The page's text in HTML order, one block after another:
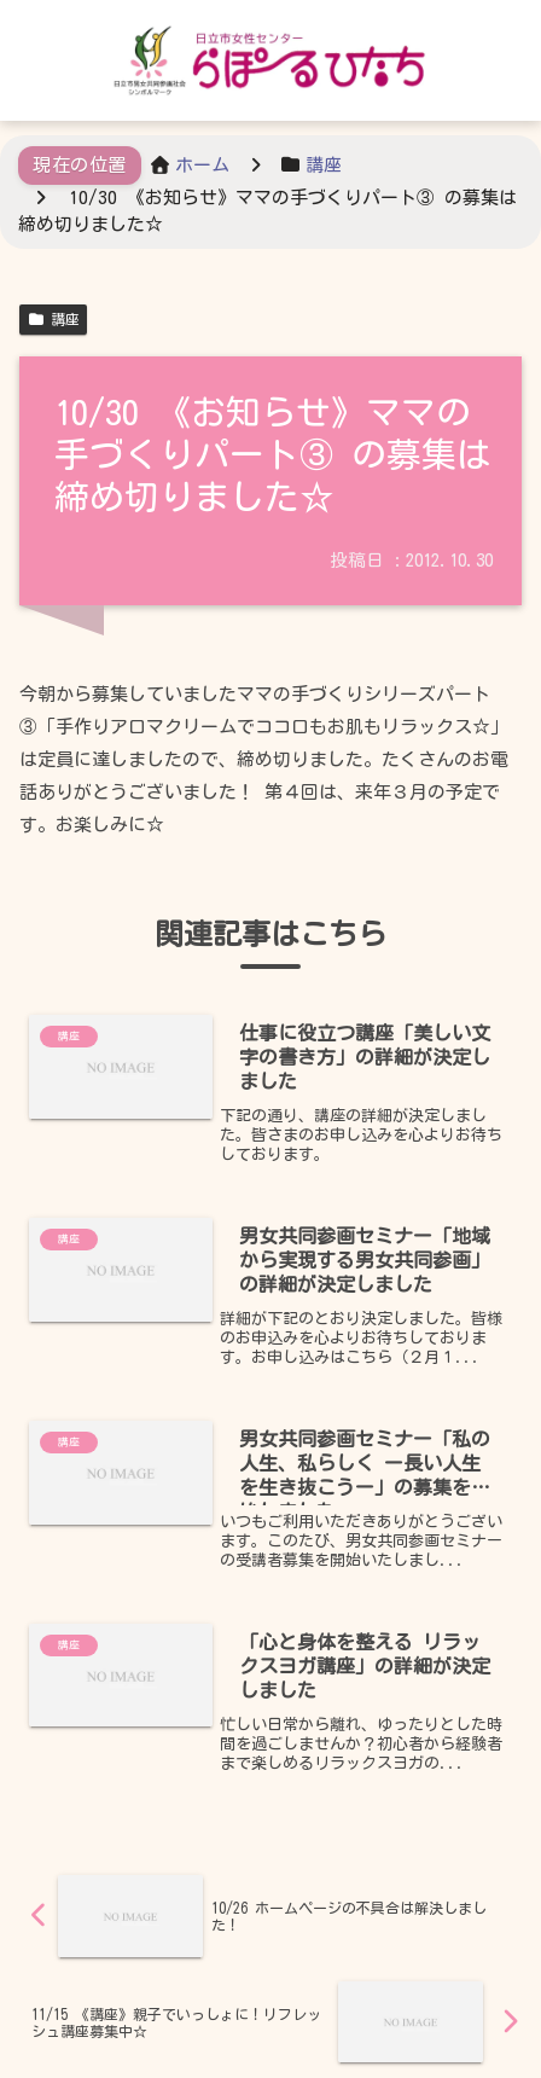
ホーム
講座
10/30 《お知らせ》ママの手づくりパート③ の募集は
締め切りました☆
講座
10/30 《お知らせ》ママの
手づくりパート③ の募集は
締め切りました☆
2012.10.30
今朝から募集していましたママの手づくりシリーズパート
③「手作りアロマクリームでココロもお肌もリラックス☆」
は定員に達しましたので、締め切りました。たくさんのお電
話ありがとうございました！ 第４回は、来年３月の予定で
す。お楽しみに☆
関連記事はこちら
講座
仕事に役立つ講座「美しい文
字の書き方」の詳細が決定し
ました
下記の通り、講座の詳細が決定しまし
た。皆さまのお申し込みを心よりお待ち
しております。
講座
男女共同参画セミナー「地域
から実現する男女共同参画」
の詳細が決定しました
詳細が下記のとおり決定しました。皆様
のお申込みを心よりお待ちしておりま
す。お申し込みはこちら（２月１...
講座
男女共同参画セミナー「私の
人生、私らしく ー長い人生
を生き抜こうー」の募集を開
始しました
いつもご利用いただきありがとうござい
ます。このたび、男女共同参画セミナー
の受講者募集を開始いたしまし...
講座
「心と身体を整える リラッ
クスヨガ講座」の詳細が決定
しました
忙しい日常から離れ、ゆったりとした時
間を過ごしませんか？初心者から経験者
まで楽しめるリラックスヨガの...
10/26 ホームページの不具合は解決しまし
た！
11/15 《講座》親子でいっしょに！リフレッ
シュ講座募集中☆